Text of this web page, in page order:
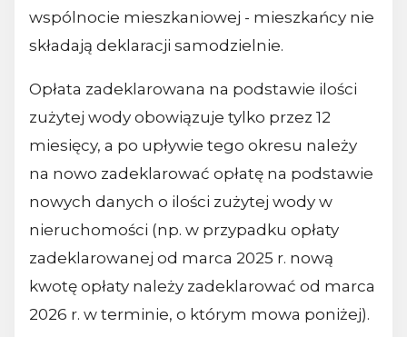
wspólnocie mieszkaniowej - mieszkańcy nie
składają deklaracji samodzielnie.
Opłata zadeklarowana na podstawie ilości
zużytej wody obowiązuje tylko przez 12
miesięcy, a po upływie tego okresu należy
na nowo zadeklarować opłatę na podstawie
nowych danych o ilości zużytej wody w
nieruchomości (np. w przypadku opłaty
zadeklarowanej od marca 2025 r. nową
kwotę opłaty należy zadeklarować od marca
2026 r. w terminie, o którym mowa poniżej).